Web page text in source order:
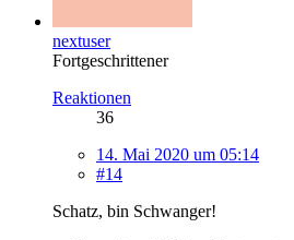
nextuser
Fortgeschrittener
Reaktionen
36
14. Mai 2020 um 05:14
#14
Schatz, bin Schwanger!